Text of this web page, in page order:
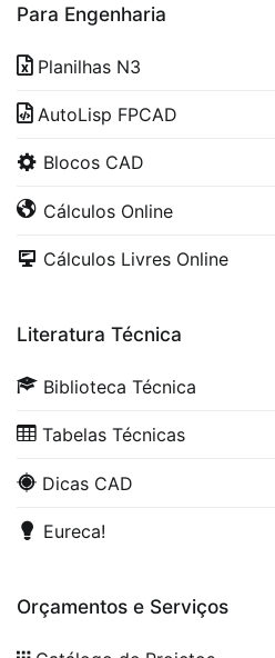
Para Engenharia
Planilhas N3
AutoLisp FPCAD
Blocos CAD
Cálculos Online
Cálculos Livres Online
Literatura Técnica
Biblioteca Técnica
Tabelas Técnicas
Dicas CAD
Eureca!
Orçamentos e Serviços